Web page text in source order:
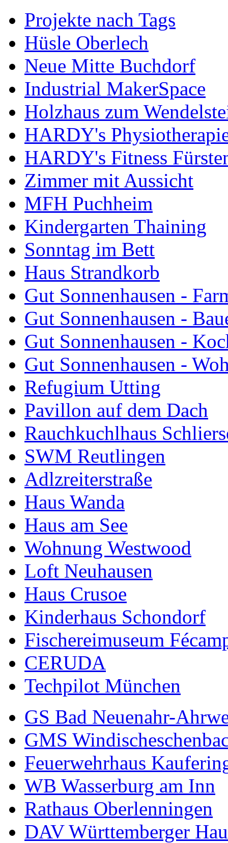
Projekte nach Tags
Hüsle Oberlech
Neue Mitte Buchdorf
Industrial MakerSpace
Holzhaus zum
HARDY's
HARDY's Fitness
Zimmer mit Aussicht
MFH Puchheim
Kindergarten Thaining
Sonntag im Bett
Haus Strandkorb
Gut Sonnenhausen -
Gut Sonnenhausen -
Gut Sonnenhausen -
Gut Sonnenhausen -
Refugium Utting
Pavillon auf dem Dach
Rauchkuchlhaus
SWM Reutlingen
Adlzreiterstraße
Haus Wanda
Haus am See
Wohnung Westwood
Loft Neuhausen
Haus Crusoe
Kinderhaus Schondorf
Fischereimuseum
CERUDA
Techpilot München
GS Bad Neuenahr-
GMS
Feuerwehrhaus
WB Wasserburg am Inn
Rathaus Oberlenningen
DAV Württemberger